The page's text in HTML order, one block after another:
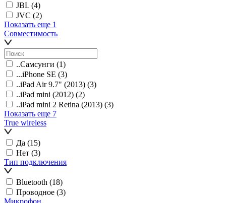
JBL (4)
JVC (2)
Показать еще 1
Совместимость
..Самсунги (1)
...iPhone SE (3)
..iPad Air 9.7" (2013) (3)
..iPad mini (2012) (2)
..iPad mini 2 Retina (2013) (3)
Показать еще 7
True wireless
Да (15)
Нет (3)
Тип подключения
Bluetooth (18)
Проводное (3)
Микрофон